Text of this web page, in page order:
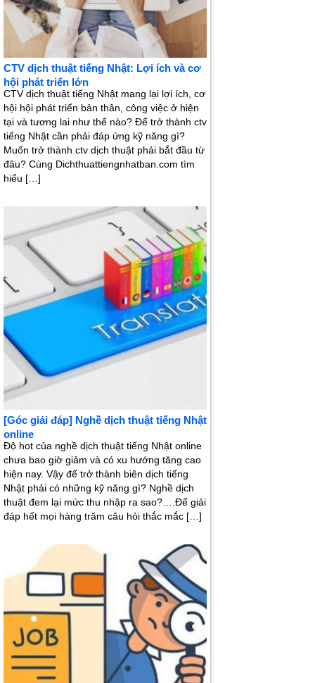
CTV dịch thuật tiếng Nhật: Lợi ích và cơ
hội phát triển lớn
CTV dịch thuật tiếng Nhật mang lại lợi ích, cơ
hội hội phát triển bản thân, công việc ở hiện
tại và tương lai như thế nào? Để trở thành ctv
tiếng Nhật cần phải đáp ứng kỹ năng gì?
Muốn trở thành ctv dịch thuật phải bắt đầu từ
đâu? Cùng Dichthuattiengnhatban.com tìm
hiểu […]
[Góc giải đáp] Nghề dịch thuật tiếng Nhật
online
Độ hot của nghề dịch thuật tiếng Nhật online
chưa bao giờ giảm và có xu hướng tăng cao
hiện nay. Vậy để trở thành biên dịch tiếng
Nhật phải có những kỹ năng gì? Nghề dịch
thuật đem lại mức thu nhập ra sao?….Để giải
đáp hết mọi hàng trăm câu hỏi thắc mắc […]